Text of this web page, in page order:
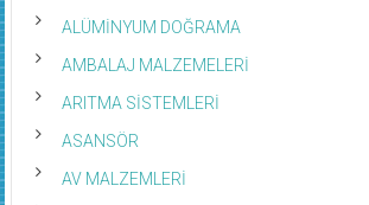
ALÜMİNYUM DOĞRAMA
AMBALAJ MALZEMELERİ
ARITMA SİSTEMLERİ
ASANSÖR
AV MALZEMLERİ